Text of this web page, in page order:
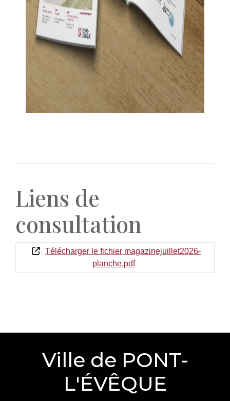
Liens de
consultation
Télécharger le fichier magazinejuillet2026-
planche.pdf
Ville de PONT-
L'ÉVÊQUE